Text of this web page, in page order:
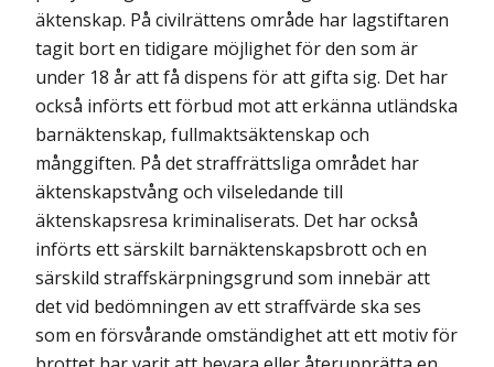
äktenskap. På civilrättens område har lagstiftaren
tagit bort en tidigare möjlighet för den som är
under 18 år att få dispens för att gifta sig. Det har
också införts ett förbud mot att erkänna utländska
barnäktenskap, fullmaktsäktenskap och
månggiften. På det straffrättsliga området har
äktenskapstvång och vilseledande till
äktenskapsresa kriminaliserats. Det har också
införts ett särskilt barnäktenskapsbrott och en
särskild straffskärpningsgrund som innebär att
det vid bedömningen av ett straffvärde ska ses
som en försvårande omständighet att ett motiv för